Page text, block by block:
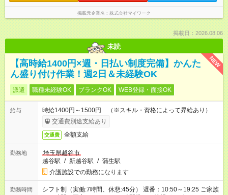
掲載元企業名 株式会社マイワーク
掲載日：2026.08.06
未読
NEW
【高時給1400円×週・日払い制度完備】かんた
ん盛り付け作業！週2日＆未経験OK
派遣 職種未経験OK ブランクOK WEB登録・面接OK
給与
時給1400円～1500円 （※スキル・資格によって昇給あり）
交通費別途支給あり
交通費 全額支給
勤務地
埼玉県越谷市
越谷駅 / 新越谷駅 / 蒲生駅
介護施設での勤務になります
勤務時間
シフト制（実働:7時間、休憩:45分） 遅番：10:50～19:25 ご家族